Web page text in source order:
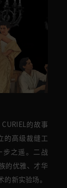
的故事
的高级裁缝工
步之遥。二战
的优雅、才华
新实验场。